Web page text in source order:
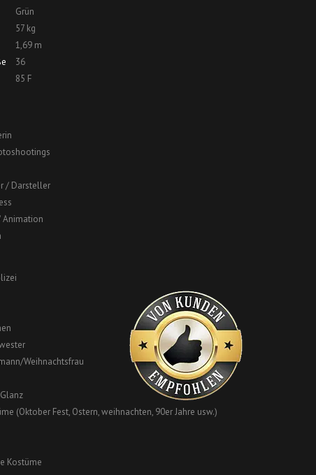
Grün
57 kg
1,69 m
36
85 F
/ Darsteller
Weihnachtsfrau
(Oktober Fest, Ostern, weihnachten, 90er Jahre usw.)
Kostüme